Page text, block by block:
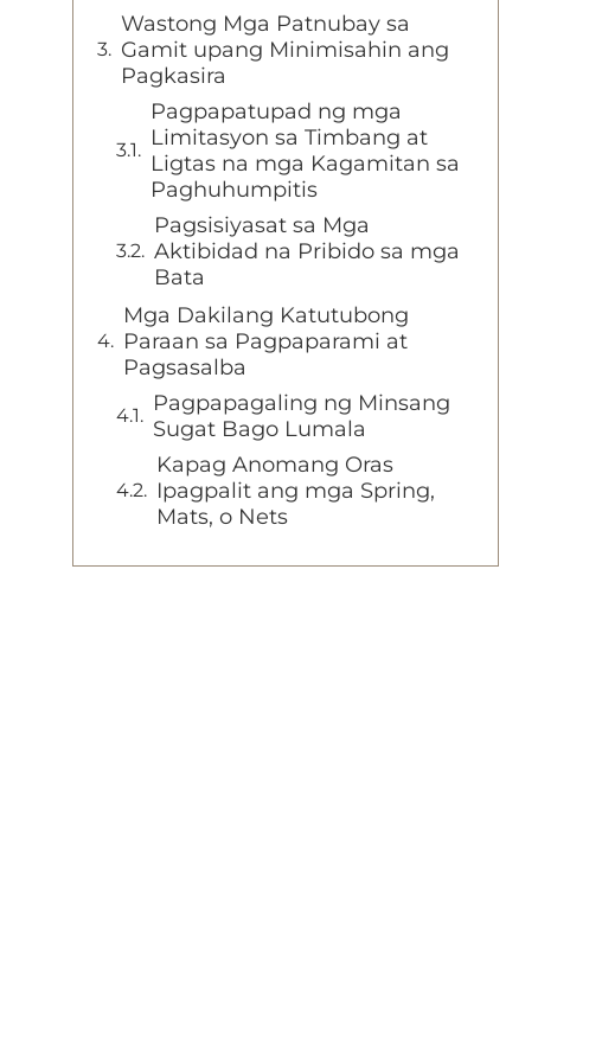
Wastong Mga Patnubay sa
Gamit upang Minimisahin ang
Pagkasira
Pagpapatupad ng mga
Limitasyon sa Timbang at
Ligtas na mga Kagamitan sa
Paghuhumpitis
Pagsisiyasat sa Mga
Aktibidad na Pribido sa mga
Bata
Mga Dakilang Katutubong
Paraan sa Pagpaparami at
Pagsasalba
Pagpapagaling ng Minsang
Sugat Bago Lumala
Kapag Anomang Oras
Ipagpalit ang mga Spring,
Mats, o Nets